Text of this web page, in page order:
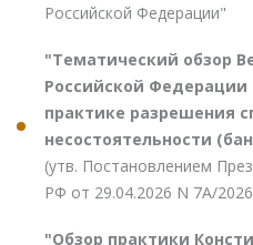
Российской Федерации"
"Тематический обзор
Российской Федерации
практике разрешения
несостоятельности
(утв. Постановлением
РФ от 29.04.2026 N 7А/
"Обзор практики